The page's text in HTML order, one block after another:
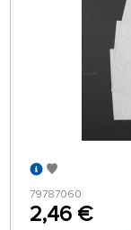
79787060
2,46 €